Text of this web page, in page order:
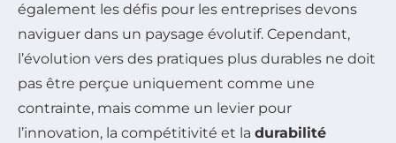
également les défis pour les entreprises devons
naviguer dans un paysage évolutif. Cependant,
l’évolution vers des pratiques plus durables ne doit
pas être perçue uniquement comme une
contrainte, mais comme un levier pour
l’innovation, la compétitivité et la durabilité